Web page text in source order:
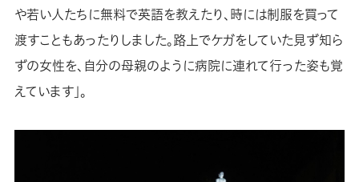
や若い人たちに無料で英語を教えたり、時には制服を買って
渡すこともあったりしました。路上でケガをしていた見ず知ら
ずの女性を、自分の母親のように病院に連れて行った姿も覚
えています」。